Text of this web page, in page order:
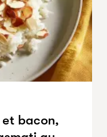
bacon,